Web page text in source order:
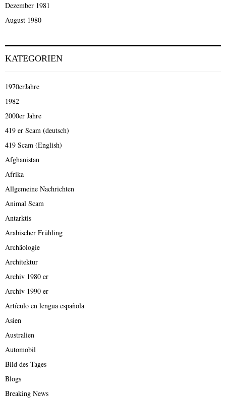
Dezember 1981
August 1980
KATEGORIEN
1970erJahre
1982
2000er Jahre
419 er Scam (deutsch)
419 Scam (English)
Afghanistan
Afrika
Allgemeine Nachrichten
Animal Scam
Antarktis
Arabischer Frühling
Archäologie
Architektur
Archiv 1980 er
Archiv 1990 er
Artículo en lengua española
Asien
Australien
Automobil
Bild des Tages
Blogs
Breaking News